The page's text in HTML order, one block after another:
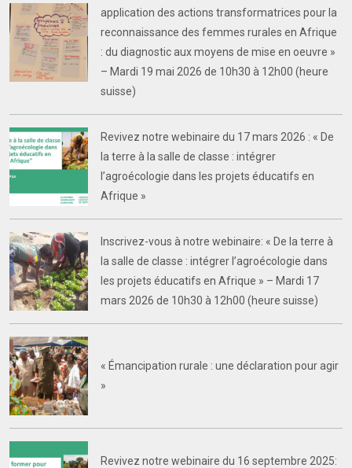
application des actions transformatrices pour la
reconnaissance des femmes rurales en Afrique
: du diagnostic aux moyens de mise en oeuvre »
– Mardi 19 mai 2026 de 10h30 à 12h00 (heure
suisse)
Revivez notre webinaire du 17 mars 2026 : « De
la terre à la salle de classe : intégrer
l’agroécologie dans les projets éducatifs en
Afrique »
Inscrivez-vous à notre webinaire: « De la terre à
la salle de classe : intégrer l’agroécologie dans
les projets éducatifs en Afrique » – Mardi 17
mars 2026 de 10h30 à 12h00 (heure suisse)
« Émancipation rurale : une déclaration pour agir
»
Revivez notre webinaire du 16 septembre 2025: